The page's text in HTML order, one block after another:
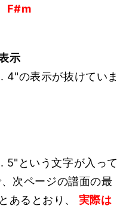
F#m
示
の表示が抜けていま
という文字が入って
次ページの譜面の最
るとおり、
実際は